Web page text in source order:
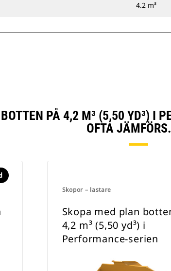
4.2 m³
PÅ 4,2 M³ (5,50 YD³) I
OFTA JÄMFÖRS.
Skopor – lastare
Skopa med plan
4,2 m³ (5,50 yd³) i
Performance-serien